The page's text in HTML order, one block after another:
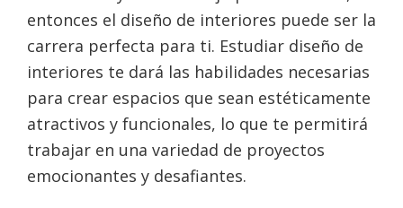
entonces el diseño de interiores puede ser la
carrera perfecta para ti. Estudiar diseño de
interiores te dará las habilidades necesarias
para crear espacios que sean estéticamente
atractivos y funcionales, lo que te permitirá
trabajar en una variedad de proyectos
emocionantes y desafiantes.